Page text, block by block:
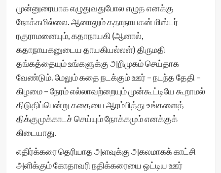
முன்னுரையாக எழுதுவதுபோல எழுத எனக்கு
நோக்கமில்லை. ஆனாலும் கதாநாயகன் மிஸ்டர்
ரகுராமனையும், கதாநாயகி (ஆனால்,
கதாநாயகனுடைய தாயகியல்லள்) திருமதி
தங்கத்தையும் உங்களுக்கு அறிமுகம் செய்தாக
வேண்டும். மேலும் கதை நடக்கும் ஊர் – நடந்த தேதி –
கிழமை – நேரம் எல்லாவற்றையும் முன்கூட்டியே கூறாமல்
திடுதிப்பென்று கதையை ஆரம்பித்து உங்களைத்
திக்குமுக்காடச் செய்யும் நோக்கமும் எனக்குக்
கிடையாது.
எதிர்க்கரை தெரியாத அளவுக்கு அகலமாகக் காட்சி
அளிக்கும் கோதாவரி நதிக்கரையை ஒட்டிய ஊர்